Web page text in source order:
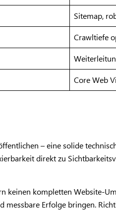
Sitemap,
Crawltiefe
Core Web
– eine solide
direkt zu
keinen kompletten Website-
Erfolge bringen.